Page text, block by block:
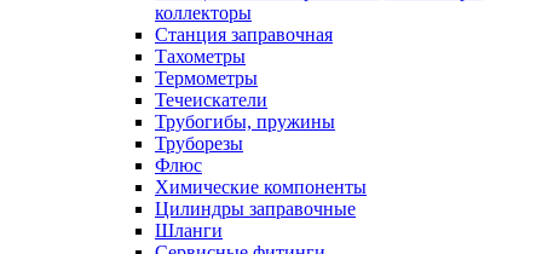
коллекторы
Станция заправочная
Тахометры
Термометры
Течеискатели
Трубогибы, пружины
Труборезы
Флюс
Химические компоненты
Цилиндры заправочные
Шланги